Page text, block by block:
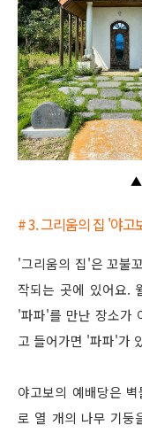
▲
# 3. 그리움의 집 '야고
'그리움의 집'은 꼬불
작되는 곳에 있어요.
'파파'를 만난 장소가
고 들어가면 '파파'가
야고보의 예배당은
로 열 개의 나무 기둥